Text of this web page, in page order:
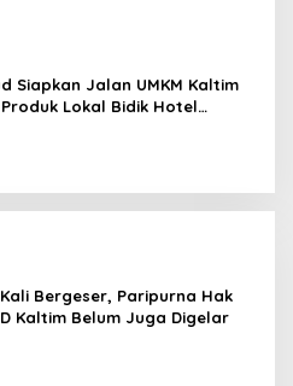
Siapkan Jalan UMKM Kaltim
Lokal Bidik Hotel
Bergeser, Paripurna Hak
Kaltim Belum Juga Digelar